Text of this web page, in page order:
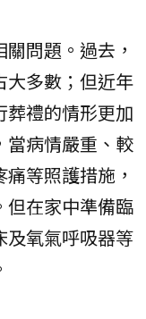
問題。過去，
大多數；但近年
葬禮的情形更加
當病情嚴重、較
等照護措施，
但在家中準備臨
及氧氣呼吸器等